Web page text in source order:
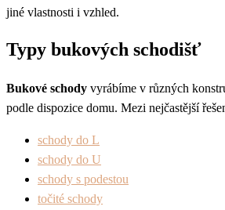
jiné vlastnosti i vzhled.
Typy bukových schodišť
Bukové schody vyrábíme v různých
podle dispozice domu. Mezi nejčastější
schody do L
schody do U
schody s podestou
točité schody